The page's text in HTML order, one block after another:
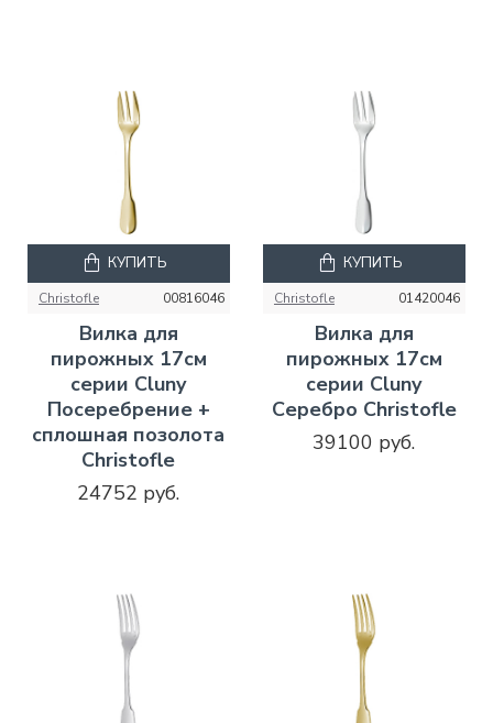
Christofle 00816046
Вилка для
пирожных 17см
серии Cluny
Посеребрение +
сплошная позолота
Christofle
24752 руб.
КУПИТЬ
Christofle 01420046
Вилка для
пирожных 17см
серии Cluny
Серебро Christofle
39100 руб.
КУПИТЬ